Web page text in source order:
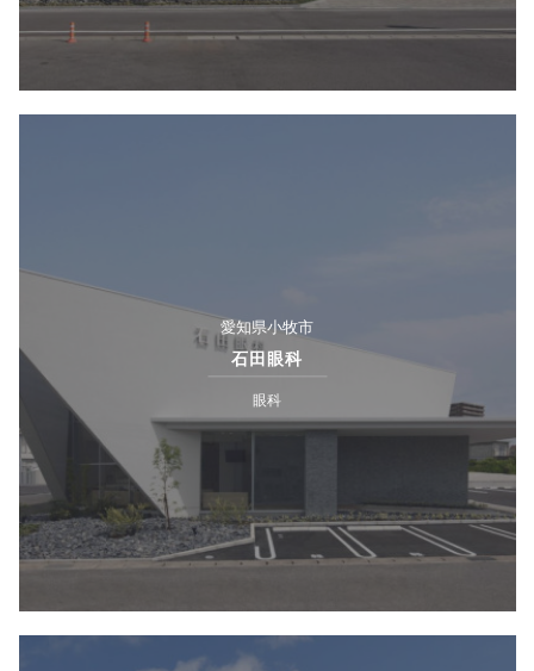
愛知県小牧市
石田眼科
眼科